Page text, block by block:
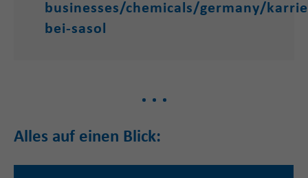
businesses/chemicals/germany/
bei-sasol
Alles auf einen Blick: